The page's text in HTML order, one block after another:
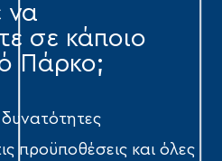
να
σε κάποιο
Πάρκο;
δυνατότητες
προϋποθέσεις και όλες